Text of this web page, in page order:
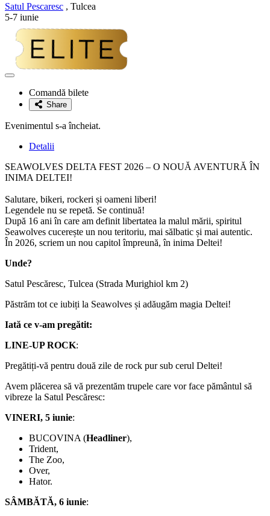
Satul Pescaresc , Tulcea
5-7 iunie
Adaugă
favoriteComandă bilete
Share
Evenimentul s-a încheiat.
Detalii
SEAWOLVES DELTA FEST 2026 – O NOUĂ AVENTURĂ ÎN
INIMA DELTEI!
Salutare, bikeri, rockeri și oameni liberi!
Legendele nu se repetă. Se continuă!
După 16 ani în care am definit libertatea la malul mării, spiritul
Seawolves cucerește un nou teritoriu, mai sălbatic și mai autentic.
În 2026, scriem un nou capitol împreună, în inima Deltei!
Unde?
Satul Pescăresc, Tulcea (Strada Murighiol km 2)
Păstrăm tot ce iubiți la Seawolves și adăugăm magia Deltei!
Iată ce v-am pregătit:
LINE-UP ROCK:
Pregătiți-vă pentru două zile de rock pur sub cerul Deltei!
Avem plăcerea să vă prezentăm trupele care vor face pământul să
vibreze la Satul Pescăresc:
VINERI, 5 iunie:
BUCOVINA (Headliner),
Trident,
The Zoo,
Over,
Hator.
SÂMBĂTĂ, 6 iunie: